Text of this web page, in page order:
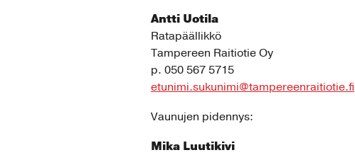
Antti Uotila
Ratapäällikkö
Tampereen Raitiotie Oy
p. 050 567 5715
etunimi.sukunimi@tampereenraitiotie.fi
Vaunujen pidennys:
Mika Luutikivi